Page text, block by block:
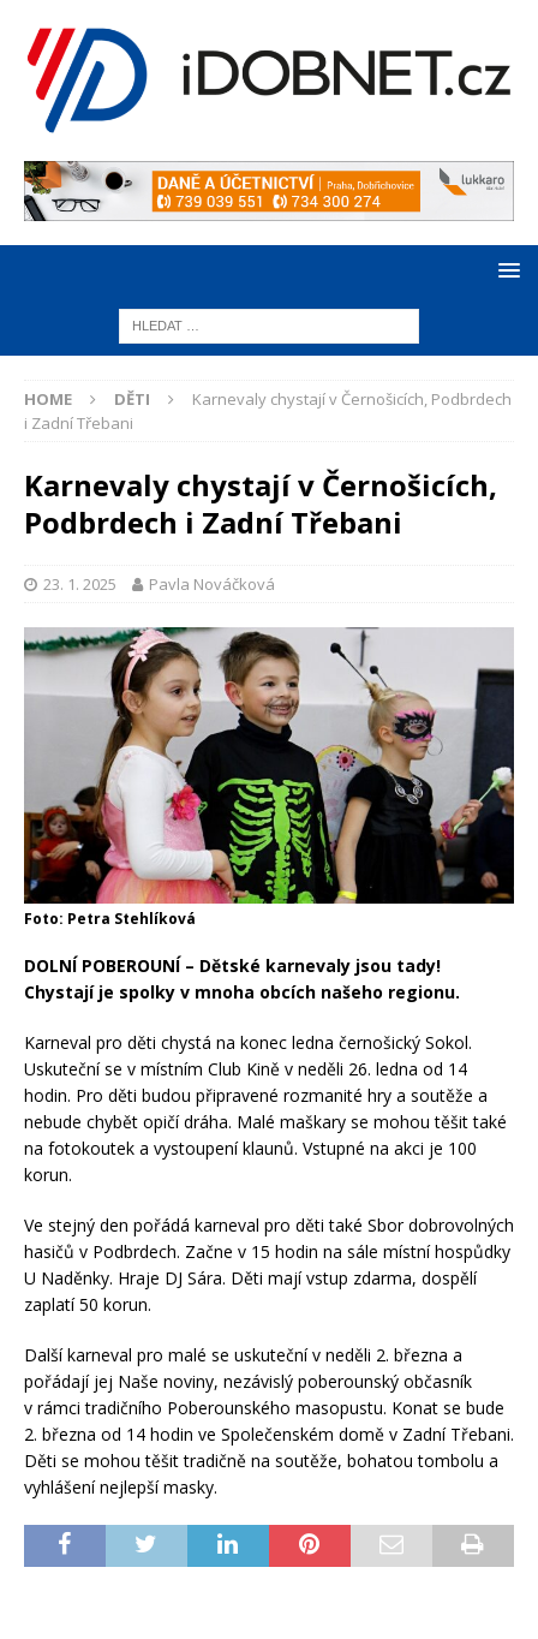
HOME DĚTI
Karnevaly chystají v Černošicích, Podbrdech
i Zadní Třebani
Karnevaly chystají v Černošicích,
Podbrdech i Zadní Třebani
23. 1. 2025 Pavla Nováčková
Foto: Petra Stehlíková
DOLNÍ POBEROUNÍ – Dětské karnevaly jsou tady!
Chystají je spolky v mnoha obcích našeho regionu.
Karneval pro děti chystá na konec ledna černošický Sokol.
Uskuteční se v místním Club Kině v neděli 26. ledna od 14
hodin. Pro děti budou připravené rozmanité hry a soutěže a
nebude chybět opičí dráha. Malé maškary se mohou těšit také
na fotokoutek a vystoupení klaunů. Vstupné na akci je 100
korun.
Ve stejný den pořádá karneval pro děti také Sbor dobrovolných
hasičů v Podbrdech. Začne v 15 hodin na sále místní hospůdky
U Naděnky. Hraje DJ Sára. Děti mají vstup zdarma, dospělí
zaplatí 50 korun.
Další karneval pro malé se uskuteční v neděli 2. března a
pořádají jej Naše noviny, nezávislý poberounský občasník
v rámci tradičního Poberounského masopustu. Konat se bude
2. března od 14 hodin ve Společenském domě v Zadní Třebani.
Děti se mohou těšit tradičně na soutěže, bohatou tombolu a
vyhlášení nejlepší masky.